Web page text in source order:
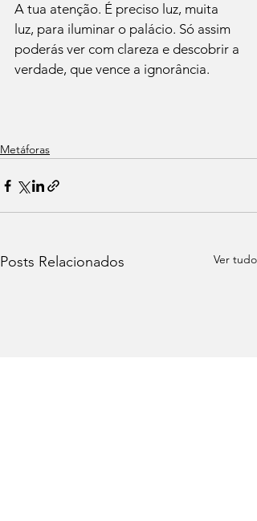
A tua atenção. É preciso luz, muita
luz, para iluminar o palácio. Só assim
poderás ver com clareza e descobrir a
verdade, que vence a ignorância.
Metáforas
Posts Relacionados Ver tudo